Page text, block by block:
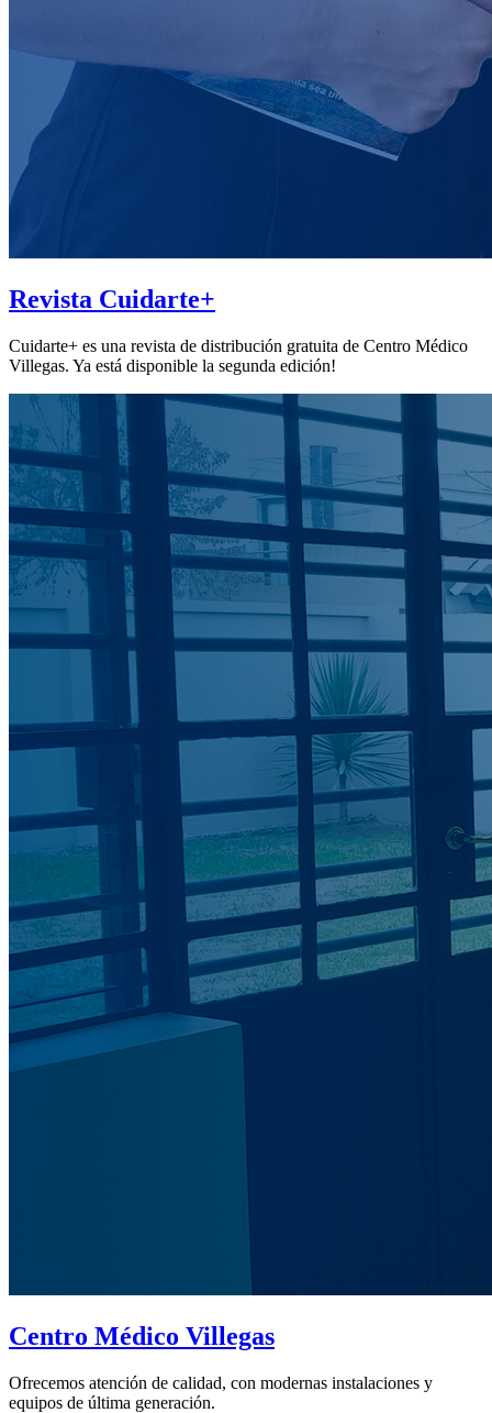
Revista Cuidarte+
Cuidarte+ es una revista de distribución gratuita de Centro Médico
Villegas. Ya está disponible la segunda edición!
Centro Médico Villegas
Ofrecemos atención de calidad, con modernas instalaciones y
equipos de última generación.